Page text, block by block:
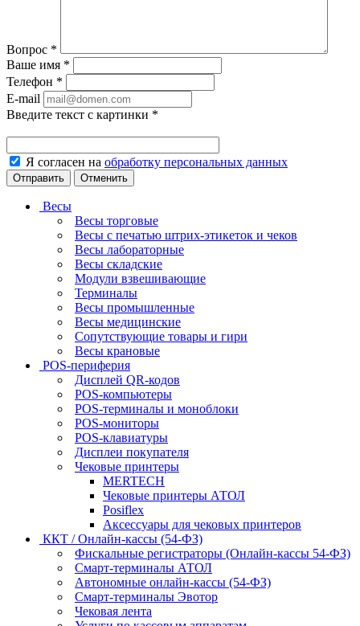
Вопрос *
Ваше имя *
Телефон *
E-mail
Введите текст с картинки *
Я согласен на обработку персональных данных
Отменить
Весы
Весы торговые
Весы с печатью штрих-этикеток и чеков
Весы лабораторные
Весы складские
Модули взвешивающие
Терминалы
Весы промышленные
Весы медицинские
Сопутствующие товары и гири
Весы крановые
POS-периферия
Дисплей QR-кодов
POS-компьютеры
POS-терминалы и моноблоки
POS-мониторы
POS-клавиатуры
Дисплеи покупателя
Чековые принтеры
MERTECH
Чековые принтеры АТОЛ
Posiflex
Аксессуары для чековых принтеров
ККТ / Онлайн-кассы (54-ФЗ)
Фискальные регистраторы (Онлайн-кассы 54-ФЗ)
Смарт-терминалы АТОЛ
Автономные онлайн-кассы (54-ФЗ)
Смарт-терминалы Эвотор
Чековая лента